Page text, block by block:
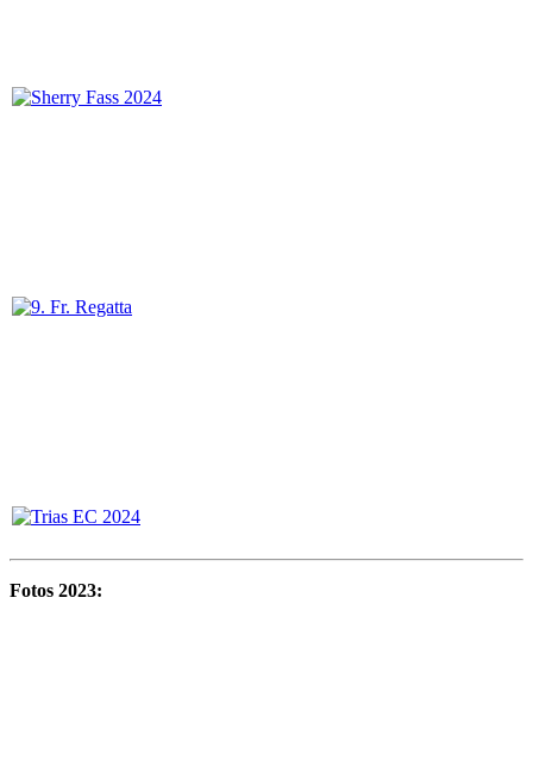
Fotos 2023: